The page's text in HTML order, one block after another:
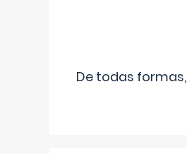
De todas formas,